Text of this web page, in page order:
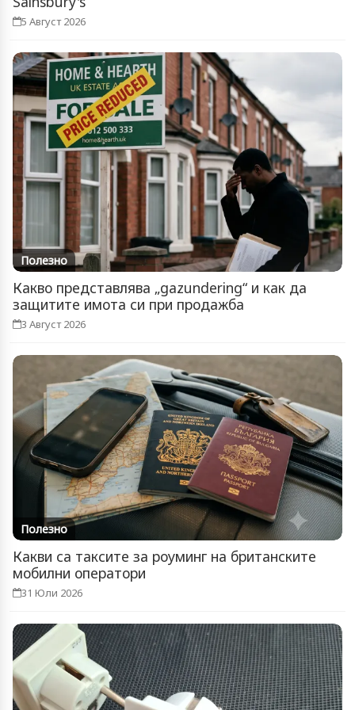
5 Август 2026
Полезно
Какво представлява „gazundering“ и как да
защитите имота си при продажба
3 Август 2026
Полезно
Какви са таксите за роуминг на британските
мобилни оператори
31 Юли 2026